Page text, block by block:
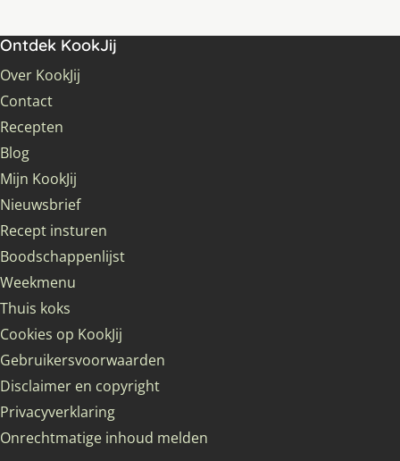
Ontdek KookJij
Over KookJij
Contact
Recepten
Blog
Mijn KookJij
Nieuwsbrief
Recept insturen
Boodschappenlijst
Weekmenu
Thuis koks
Cookies op KookJij
Gebruikersvoorwaarden
Disclaimer en copyright
Privacyverklaring
Onrechtmatige inhoud melden